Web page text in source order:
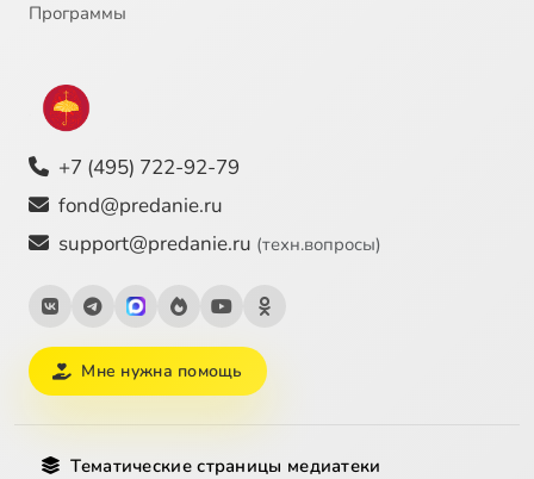
Программы
+7 (495) 722-92-79
fond@predanie.ru
support@predanie.ru (техн.вопросы)
Мне нужна помощь
Тематические страницы медиатеки